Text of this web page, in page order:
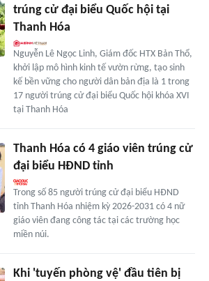
trúng cử đại biểu Quốc hội tại
Thanh Hóa
Nguyễn Lê Ngọc Linh, Giám đốc HTX Bản Thổ,
khởi lập mô hình kinh tế vườn rừng, tạo sinh
kế bền vững cho người dân bản địa là 1 trong
17 người trúng cử đại biểu Quốc hội khóa XVI
tại Thanh Hóa
Thanh Hóa có 4 giáo viên trúng cử
đại biểu HĐND tỉnh
Trong số 85 người trúng cử đại biểu HĐND
tỉnh Thanh Hóa nhiệm kỳ 2026-2031 có 4 nữ
giáo viên đang công tác tại các trường học
miền núi.
Khi 'tuyến phòng vệ' đầu tiên bị